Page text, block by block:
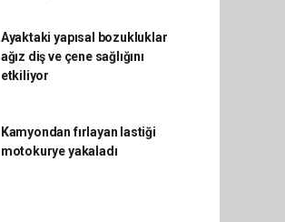
Ayaktaki yapısal bozukluklar
ağız diş ve çene sağlığını
etkiliyor
Kamyondan fırlayan lastiği
motokurye yakaladı